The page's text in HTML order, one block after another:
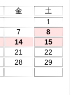
金
土
1
7
8
14
15
21
22
28
29